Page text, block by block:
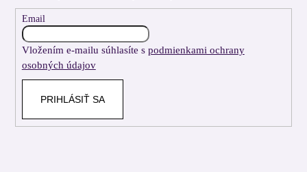
Email
Vložením e-mailu súhlasíte s podmienkami ochrany
osobných údajov
PRIHLÁSIŤ SA